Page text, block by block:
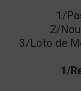
1/
2/
3/Loto de
1/